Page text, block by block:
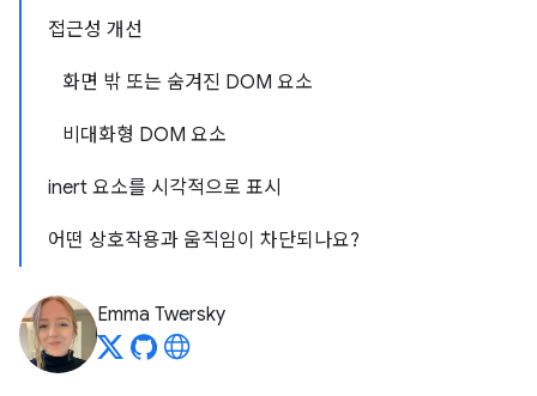
접근성 개선
화면 밖 또는 숨겨진 DOM 요소
비대화형 DOM 요소
inert 요소를 시각적으로 표시
어떤 상호작용과 움직임이 차단되나요?
Emma Twersky